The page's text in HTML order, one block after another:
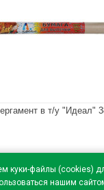
куки-файлы (cookies)
нашим
в т/у "Идеал"